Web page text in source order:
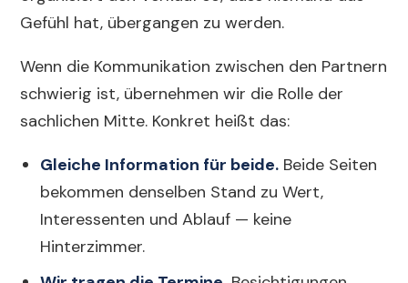
Gefühl hat, übergangen zu werden.
Wenn die Kommunikation zwischen den Partnern
schwierig ist, übernehmen wir die Rolle der
sachlichen Mitte. Konkret heißt das:
Gleiche Information für beide. Beide Seiten
bekommen denselben Stand zu Wert,
Interessenten und Ablauf — keine
Hinterzimmer.